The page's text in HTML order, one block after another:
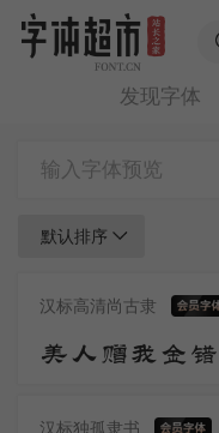
发现字体
默认排序
汉标高清尚古隶
汉标独孤隶书